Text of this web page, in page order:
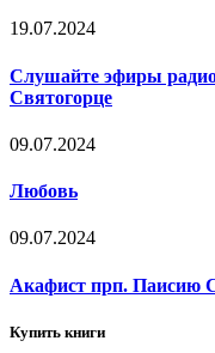
19.07.2024
Слушайте эфиры
Святогорце
09.07.2024
Любовь
09.07.2024
Акафист прп. Паисию
Купить книги